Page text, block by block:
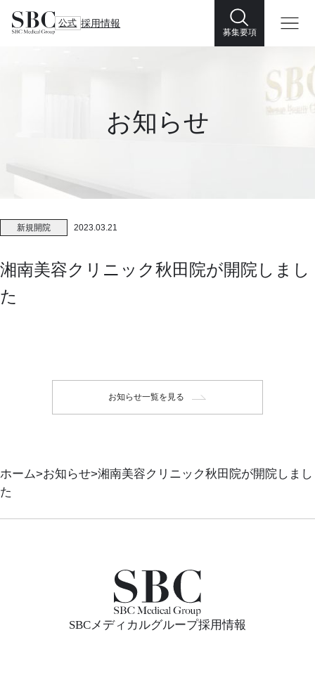
公式 採用情報
募集要項
お知らせ
新規開院 2023.03.21
湘南美容クリニック秋田院が開院しまし
た
お知らせ一覧を見る
ホーム お知らせ 湘南美容クリニック秋田院が開院しまし
た
SBCメディカルグループ採用情報